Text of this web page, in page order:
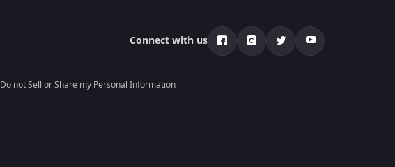
Connect with us
Do not Sell or Share my Personal Information